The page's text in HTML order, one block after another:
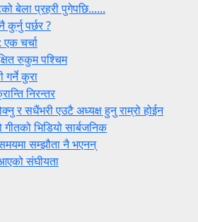
बेला प्रहरी पुगेपछि......
कुर्नु पर्छर ?
चर्चा
रुकुम पश्चिम
गर्ने कुरा
निरन्तर
र सधैंभरी एउटै अध्यक्ष हुनु राम्रो होईन
भिडियो सार्बजनिक
सम्झौता नै भएनन्
संघीयता